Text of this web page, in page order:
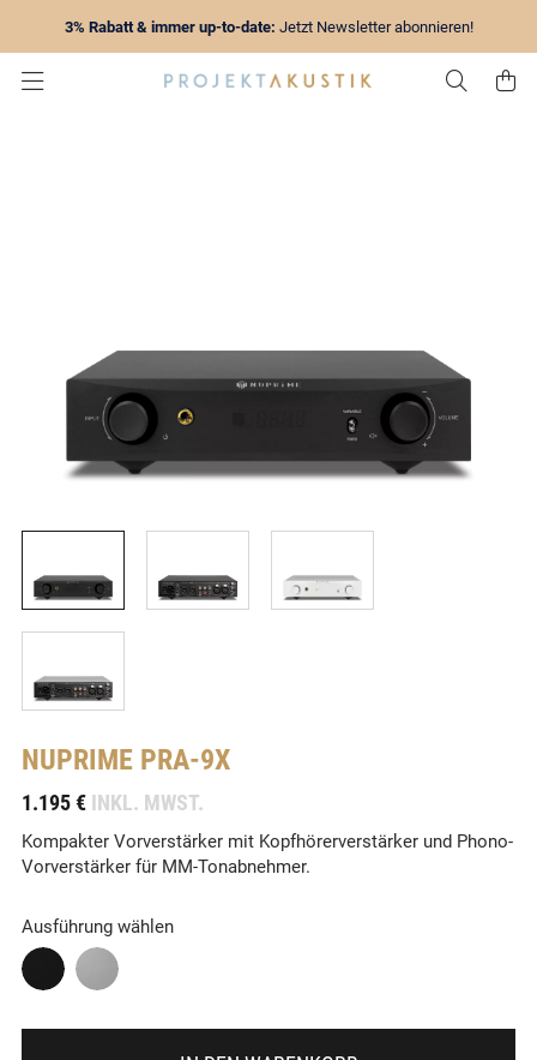
3% Rabatt & immer up-to-date: Jetzt Newsletter abonnieren!
Zur
NUPRIME PRA-9X
1.195 € INKL. MWST.
Kompakter Vorverstärker mit Kopfhörerverstärker und Phono-
Vorverstärker für MM-Tonabnehmer.
Ausführung wählen